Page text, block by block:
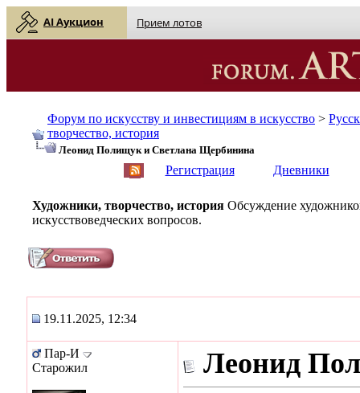
AI Аукцион Прием лотов
Форум по искусству и инвестициям в искусство >
творчество, история
Леонид Полищук и Светлана Щербинина
Регистрация Дневники
Художники, творчество, история Обсуждение
искусствоведческих вопросов.
19.11.2025, 12:34
Пар-И
Старожил
Леонид